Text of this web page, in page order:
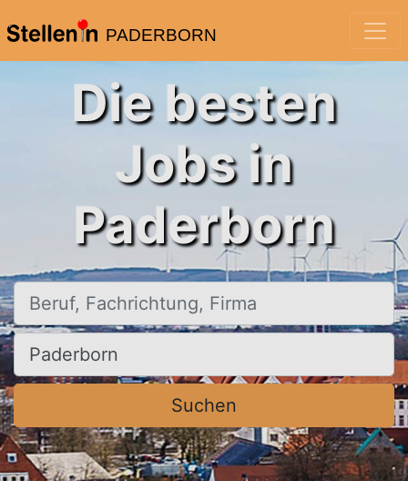
PADERBORN
Die besten
Jobs in
Paderborn
Beruf, Fachrichtung, Firma
Ort, Stadt
Suchen